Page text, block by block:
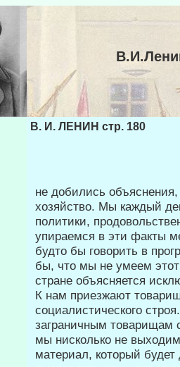
В. И. ЛЕНИН стр. 180
не добились
хозяйство. Мы ка­ждый
политики,
упираемся в эти факты
будто бы говорить в
бы, что мы не умеем
стране объясняется
К нам приезжают
социалистиче­ского
заграничным товарищам
мы нисколько не
материал, который